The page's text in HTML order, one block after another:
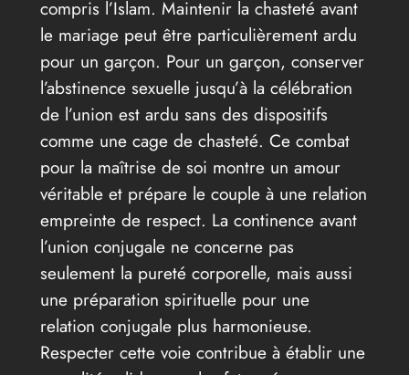
compris l’Islam. Maintenir la chasteté avant
le mariage peut être particulièrement ardu
pour un garçon. Pour un garçon, conserver
l’abstinence sexuelle jusqu’à la célébration
de l’union est ardu sans des dispositifs
comme une cage de chasteté. Ce combat
pour la maîtrise de soi montre un amour
véritable et prépare le couple à une relation
empreinte de respect. La continence avant
l’union conjugale ne concerne pas
seulement la pureté corporelle, mais aussi
une préparation spirituelle pour une
relation conjugale plus harmonieuse.
Respecter cette voie contribue à établir une